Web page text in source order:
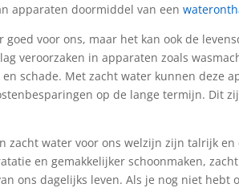
apparaten doormiddel van een
goed voor ons, maar het kan ook de
veroorzaken in apparaten zoals
schade. Met zacht water kunnen deze
op de lange termijn. Dit
zacht water voor ons welzijn zijn talrijk
en gemakkelijker schoonmaken,
ons dagelijks leven. Als je nog niet hebt